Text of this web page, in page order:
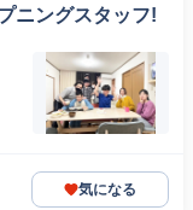
ニングスタッフ!
気になる